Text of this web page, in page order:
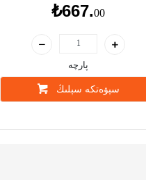
₺667.00
پارچە
سېۋەتكە سېلىڭ